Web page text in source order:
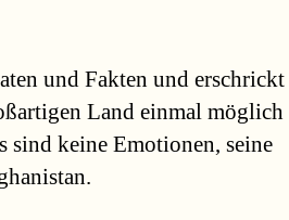
und Fakten und erschrickt
Land einmal möglich
sind keine Emotionen, seine